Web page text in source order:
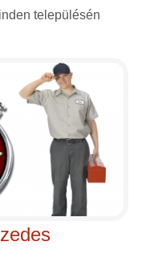
településén